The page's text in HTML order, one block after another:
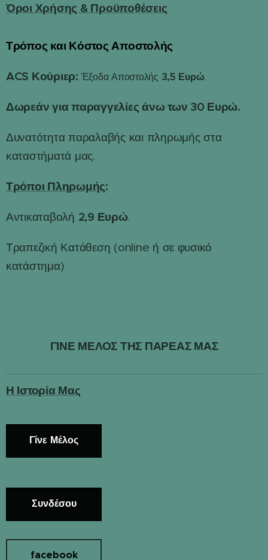
Όροι Χρήσης & Προϋποθέσεις
Τρόπος και Κόστος Αποστολής
ACS Κούριερ: Έξοδα Αποστολής 3,5 Ευρώ.
Δωρεάν για παραγγελίες άνω των 30 Ευρώ.
Δυνατότητα παραλαβής και πληρωμής στα
καταστήματά μας.
Τρόποι Πληρωμής:
Αντικαταβολή 2,9 Ευρώ.
Τραπεζική Κατάθεση (online ή σε φυσικό
κατάστημα)
ΓΙΝΕ ΜΕΛΟΣ ΤΗΣ ΠΑΡΕΑΣ ΜΑΣ
Η Ιστορία Μας
Γίνε Μέλος
Συνδέσου
facebook